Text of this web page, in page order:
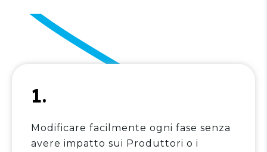
1.
Modificare facilmente ogni fase senza
avere impatto sui Produttori o i